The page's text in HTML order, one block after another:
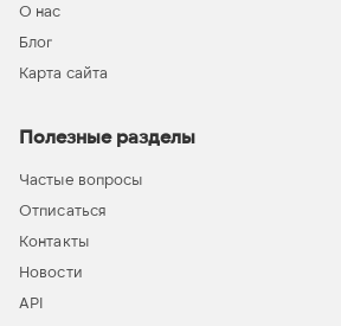
О нас
Блог
Карта сайта
Полезные разделы
Частые вопросы
Отписаться
Контакты
Новости
API